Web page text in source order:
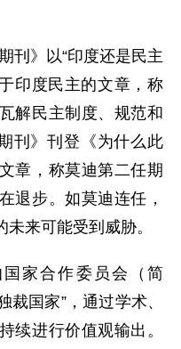
刊》以“印度还是民主
印度民主的文章，称
解民主制度、规范和
刊》刊登《为什么此
章，称莫迪第二任期
退步。如莫迪连任，
来可能受到威胁。
家合作委员会（简
裁国家”，通过学术、
续进行价值观输出。